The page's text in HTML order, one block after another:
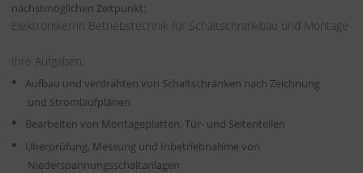
nächstmöglichen Zeitpunkt:
Elektroniker/in Betriebstechnik für Schaltschrankbau und Montage
Ihre Aufgaben:
Aufbau und verdrahten von Schaltschränken nach Zeichnung
und Stromlaufplänen
Bearbeiten von Montageplatten, Tür- und Seitenteilen
Überprüfung, Messung und Inbetriebnahme von
Niederspannungsschaltanlagen